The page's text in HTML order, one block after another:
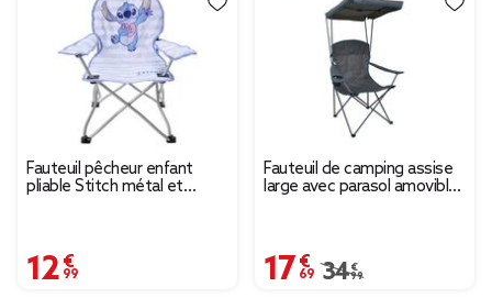
Fauteuil pêcheur enfant
pliable Stitch métal et
12,99 €
Fauteuil de camping assise
large avec parasol amovible
17,69 €
Prix remisé de 34,99
34,99 €